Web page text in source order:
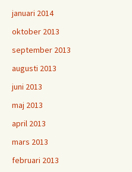
januari 2014
oktober 2013
september 2013
augusti 2013
juni 2013
maj 2013
april 2013
mars 2013
februari 2013